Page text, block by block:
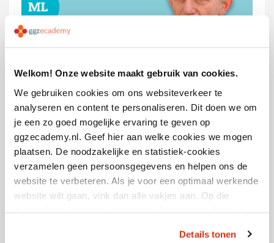
Welkom! Onze website maakt gebruik van cookies.
We gebruiken cookies om ons websiteverkeer te
analyseren en content te personaliseren. Dit doen we om
je een zo goed mogelijke ervaring te geven op
ggzecademy.nl. Geef hier aan welke cookies we mogen
plaatsen. De noodzakelijke en statistiek-cookies
verzamelen geen persoonsgegevens en helpen ons de
website te verbeteren. Als je voor een optimaal werkende
website wilt gaan, vink dan alle vakjes aan. Op die
manier kunnen we jou de beste online service bieden!
Details tonen
GRATIS
0
Doorlooptijd
20 minuten
Suïcidaliteit en naasten